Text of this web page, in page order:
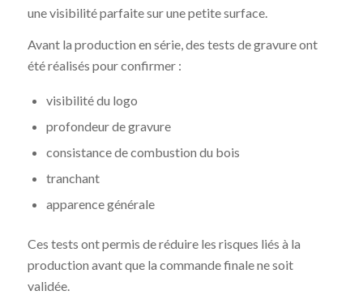
une visibilité parfaite sur une petite surface.
Avant la production en série, des tests de gravure ont
été réalisés pour confirmer :
visibilité du logo
profondeur de gravure
consistance de combustion du bois
tranchant
apparence générale
Ces tests ont permis de réduire les risques liés à la
production avant que la commande finale ne soit
validée.